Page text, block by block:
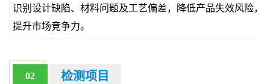
识别设计缺陷、材料问题及工艺偏差，降低产品失效风险，
提升市场竞争力。
02 检测项目
询